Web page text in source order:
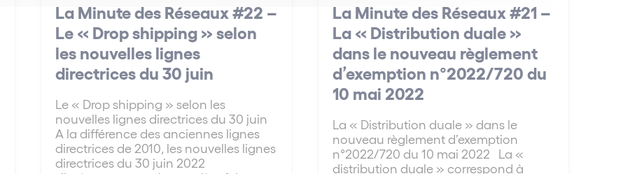
La Minute des Réseaux #22 –
Le « Drop shipping » selon
les nouvelles lignes
directrices du 30 juin
Le « Drop shipping » selon les
nouvelles lignes directrices du 30 juin
A la différence des anciennes lignes
directrices de 2010, les nouvelles lignes
directrices du 30 juin 2022
La Minute des Réseaux #21 –
La « Distribution duale »
dans le nouveau règlement
d’exemption n°2022/720 du
10 mai 2022
La « Distribution duale » dans le
nouveau règlement d’exemption
n°2022/720 du 10 mai 2022 La «
distribution duale » correspond à